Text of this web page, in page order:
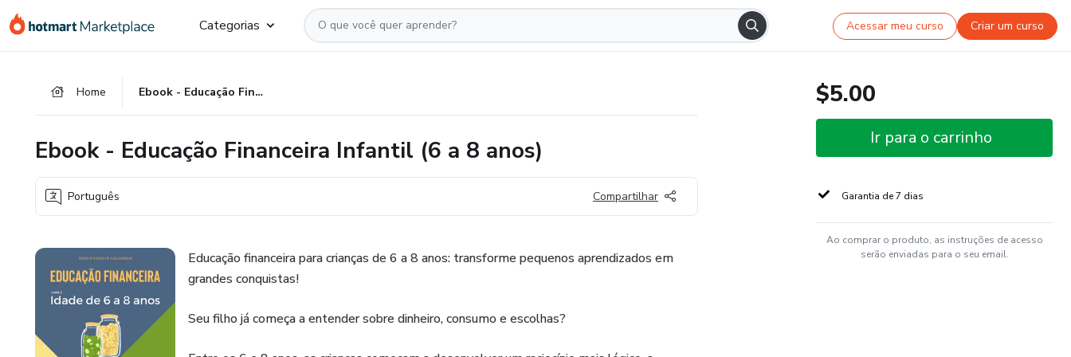
para
para
para
Categorias Acessar meu curso Criar um curso
Home Ebook - Educação Financeira Infantil (6 a 8 anos)
Ebook - Educação Financeira Infantil (6 a 8 anos)
Português Compartilhar
Educação financeira para crianças de 6 a 8 anos: transforme pequenos aprendizados em
grandes conquistas!
Seu filho já começa a entender sobre dinheiro, consumo e escolhas?
$5.00
Ir para o carrinho
Garantia de 7 dias
Ao comprar o produto, as instruções de acesso
serão enviadas para o seu email.